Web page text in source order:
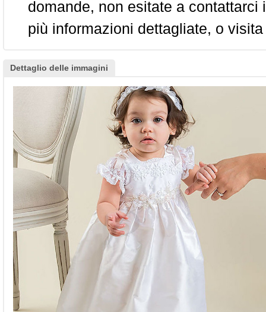
domande, non esitate a
più informazioni dettagliate, o
Dettaglio delle immagini